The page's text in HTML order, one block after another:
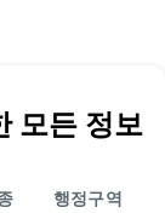
모든 정보
행정구역